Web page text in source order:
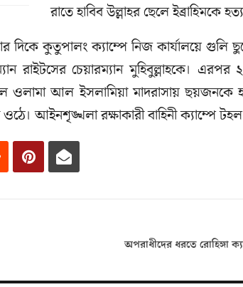
রাতে হাবিব উল্লাহর ছেলে ইব্রাহিমকে
দিকে কুতুপালং ক্যাম্পে নিজ কার্যালয়ে গুলি
রাইটসের চেয়ারম্যান মুহিবুল্লাহকে।
ওলামা আল ইসলামিয়া মাদরাসায় ছয়জনকে
ওঠে। আইনশৃঙ্খলা রক্ষাকারী বাহিনী ক্যাম্পে
অপরাধীদের ধরতে রোহিঙ্গা